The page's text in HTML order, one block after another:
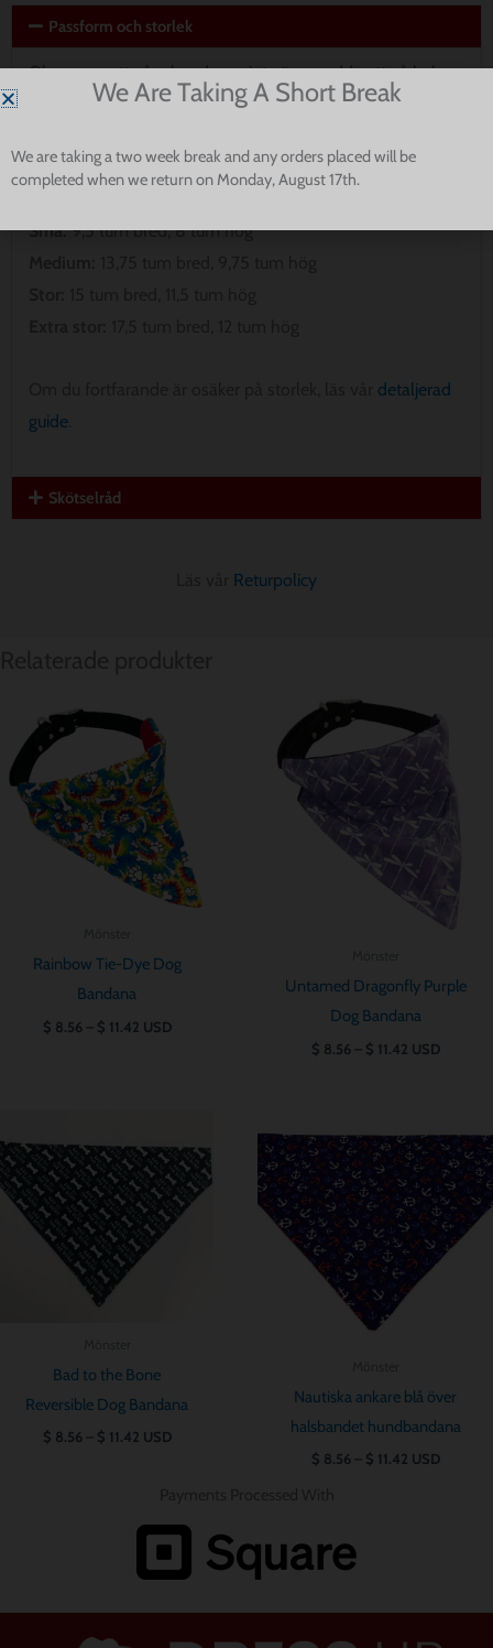
Passform och storlek
Observera att våra bandanas inte är avsedda att gå hela
vägen runt din hunds hals. Vänligen mät för att säkerställa
Små:9,5 tum bred, 8 tum hög
detaljerad
guide
Skötselråd
Returpolicy
Rainbow Tie-Dye Dog
Bandana
$ 8.56 $ 11.42
$ 8.56
till
$ 11.42
USD
Untamed Dragonfly Purple
Dog Bandana
$ 8.56 $ 11.42
Prisintervall:
$ 8.56
till
$ 11.42
USD
Bad to the Bone
Reversible Dog Bandana
$ 8.56 $ 11.42
till
$ 11.42
USD
Nautiska ankare blå över
halsbandet hundbandana
$ 8.56 $ 11.42
$ 8.56
till
$ 11.42
USD
We Are Taking A Short Break
We are taking a two week break and any orders placed will be
completed when we return on Monday, August 17th.